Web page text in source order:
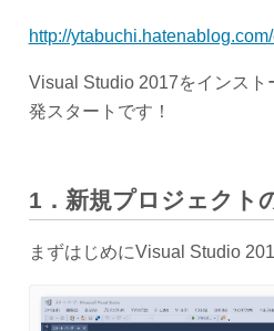
http://
Visual Studio 2017をインスト
発スタートです！
1 ．新規プロジェクト
まずはじめにVisual Studio